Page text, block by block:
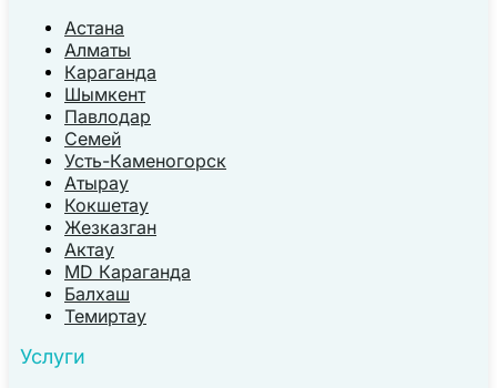
Астана
Алматы
Караганда
Шымкент
Павлодар
Семей
Усть-Каменогорск
Атырау
Кокшетау
Жезказган
Актау
MD Караганда
Балхаш
Темиртау
Услуги